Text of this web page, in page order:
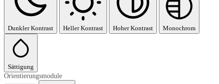
Dunkler Kontrast Heller Kontrast Hoher Kontrast Monochrom
Sättigung
Orientierungsmodule